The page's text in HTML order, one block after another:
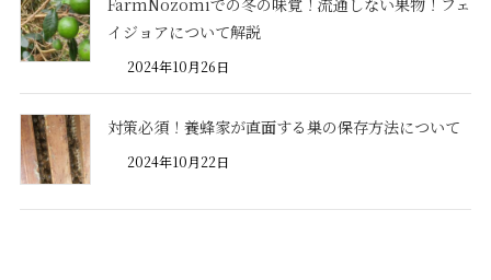
イジョアについて解説
2024年10月26日
対策必須！養蜂家が直面する巣の保存方法について
2024年10月22日